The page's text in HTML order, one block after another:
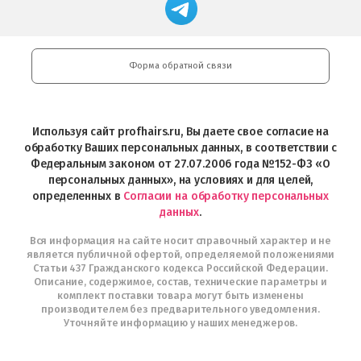
загрузить
Play
профессиональной
Professional
и
Интернет-
Telegram
Форма обратной связи
Используя сайт profhairs.ru, Вы даете свое согласие на
обработку Ваших персональных данных, в соответствии с
Федеральным законом от 27.07.2006 года №152-ФЗ «О
персональных данных», на условиях и для целей,
определенных в Согласии на обработку персональных
данных.
Вся информация на сайте носит справочный характер и не
является публичной офертой, определяемой положениями
Статьи 437 Гражданского кодекса Российской Федерации.
Описание, содержимое, состав, технические параметры и
комплект поставки товара могут быть изменены
производителем без предварительного уведомления.
Уточняйте информацию у наших менеджеров.